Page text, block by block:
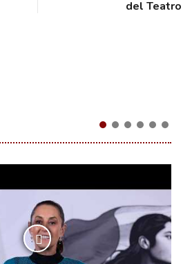
del Teatro